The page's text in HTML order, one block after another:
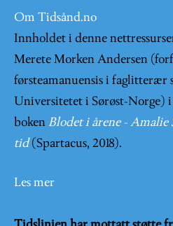
Om Tidsånd.no
Innholdet i denne
Merete Morken Andersen
førsteamanuensis i faglitterær
Universitetet i Sørøst-Norge)
boken Blodet i årene - Amalie
tid (Spartacus, 2018).
Les mer